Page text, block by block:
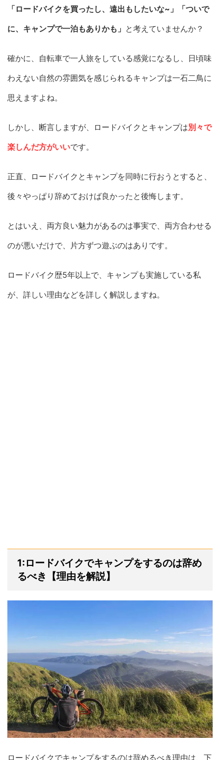
「ロードバイクを買ったし、遠出もしたいな~」「ついで
に、キャンプで一泊もありかも」 と考えていませんか？
確かに、自転車で一人旅をしている感覚になるし、日頃味
わえない自然の雰囲気を感じられるキャンプは一石二鳥に
思えますよね。
しかし、断言しますが、ロードバイクとキャンプは別々で
楽しんだ方がいいです。
正直、ロードバイクとキャンプを同時に行おうとすると、
後々やっぱり辞めておけば良かったと後悔します。
とはいえ、両方良い魅力があるのは事実で、両方合わせる
のが悪いだけで、片方ずつ遊ぶのはありです。
ロードバイク歴5年以上で、キャンプも実施している私
が、詳しい理由などを詳しく解説しますね。
1:ロードバイクでキャンプをするのは辞め
るべき【理由を解説】
ロードバイクでキャンプをするのは辞めるべき理由は、下